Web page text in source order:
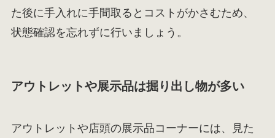
た後に手入れに手間取るとコストがかさむため、
状態確認を忘れずに行いましょう。
アウトレットや展示品は掘り出し物が多い
アウトレットや店頭の展示品コーナーには、見た